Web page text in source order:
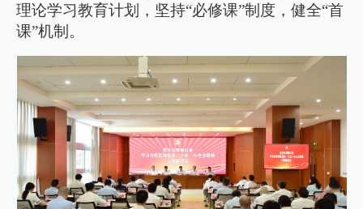
理论学习教育计划，坚持“必修课”制度，健全“首
课”机制。